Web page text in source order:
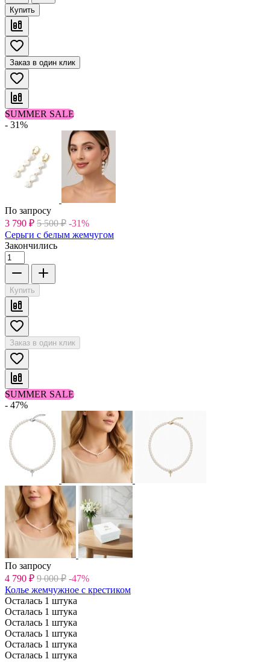
Купить
Заказ в один клик
SUMMER SALE
- 31%
По запросу
3 790 ₽ 5 500 ₽ -31%
Серьги с белым жемчугом
Закончились
Купить
Заказ в один клик
SUMMER SALE
- 47%
По запросу
4 790 ₽ 9 000 ₽ -47%
Колье жемчужное с крестиком
Осталась 1 штука
Осталась 1 штука
Осталась 1 штука
Осталась 1 штука
Осталась 1 штука
Осталась 1 штука